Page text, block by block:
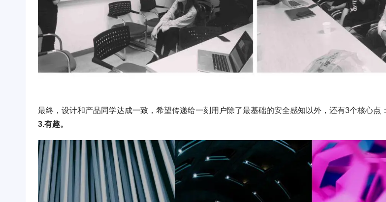
最终，设计和产品同学达成一致，希望传递给一刻用户除了最基础的安全感知以外，还有3个核心点：
3.有趣。